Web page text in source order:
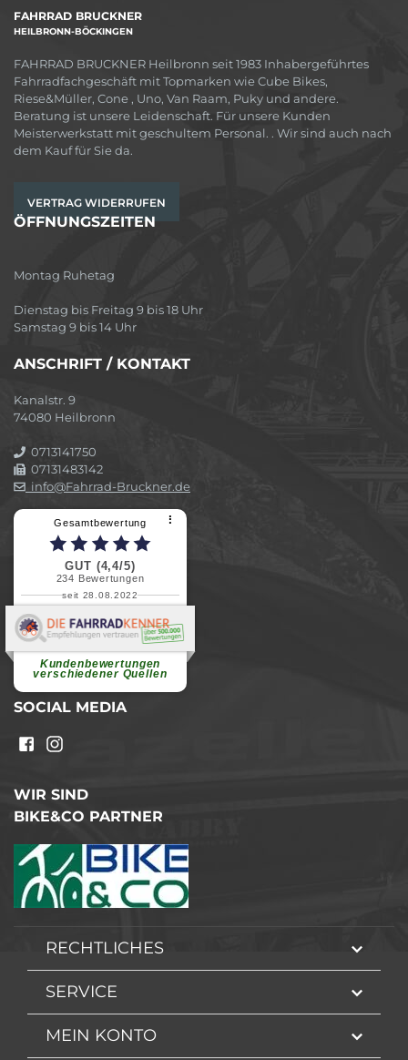
FAHRRAD BRUCKNER
HEILBRONN-BÖCKINGEN
FAHRRAD BRUCKNER Heilbronn seit 1983 Inhabergeführtes
Fahrradfachgeschäft mit Topmarken wie Cube Bikes,
Riese&Müller, Cone , Uno, Van Raam, Puky und andere.
Beratung ist unsere Leidenschaft. Für unsere Kunden
Meisterwerkstatt mit geschultem Personal. . Wir sind auch nach
dem Kauf für Sie da.
VERTRAG WIDERRUFEN
ÖFFNUNGSZEITEN
Montag Ruhetag
Dienstag bis Freitag 9 bis 18 Uhr
Samstag 9 bis 14 Uhr
ANSCHRIFT / KONTAKT
Kanalstr. 9
74080 Heilbronn
0713141750
07131483142
info@Fahrrad-Bruckner.de
Gesamtbewertung ⠇
GUT (4,4/5)
234 Bewertungen
seit 28.08.2022
Kundenbewertungen
verschiedener Quellen
Elvira B.
Superschnelle und freundliche
weiterlesen
SOCIAL MEDIA
WIR SIND
BIKE&CO PARTNER
RECHTLICHES
SERVICE
MEIN KONTO